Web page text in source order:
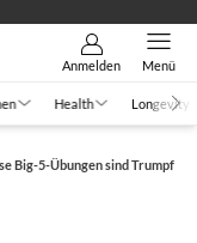
Anmelden Menü
Health Longevity
Big-5-Übungen sind Trumpf